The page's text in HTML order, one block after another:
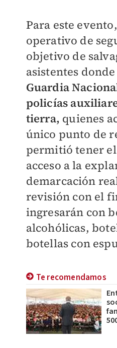
Para este
operativo de
objetivo de
asistentes
Guardia
policías
tierra, quienes
único punto de
permitió tener
acceso a la
demarcación
revisión con el
ingresarán con
alcohólicas,
botellas con
Te recomendamos